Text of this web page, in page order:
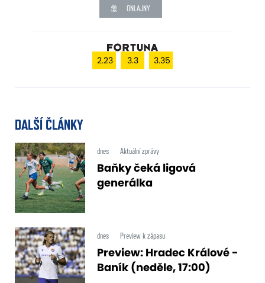
ONLAJNY
2.23 3.3 3.35
DALŠÍ ČLÁNKY
dnes Aktuální zprávy
Baňky čeká ligová
generálka
dnes Preview k zápasu
Preview: Hradec Králové -
Baník (neděle, 17:00)